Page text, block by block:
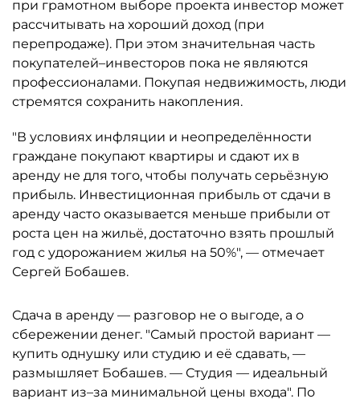
при грамотном выборе проекта инвестор может
рассчитывать на хороший доход (при
перепродаже). При этом значительная часть
покупателей–инвесторов пока не являются
профессионалами. Покупая недвижимость, люди
стремятся сохранить накопления.
"В условиях инфляции и неопределённости
граждане покупают квартиры и сдают их в
аренду не для того, чтобы получать серьёзную
прибыль. Инвестиционная прибыль от сдачи в
аренду часто оказывается меньше прибыли от
роста цен на жильё, достаточно взять прошлый
год с удорожанием жилья на 50%", — отмечает
Сергей Бобашев.
Сдача в аренду — разговор не о выгоде, а о
сбережении денег. "Самый простой вариант —
купить однушку или студию и её сдавать, —
размышляет Бобашев. — Студия — идеальный
вариант из–за минимальной цены входа". По